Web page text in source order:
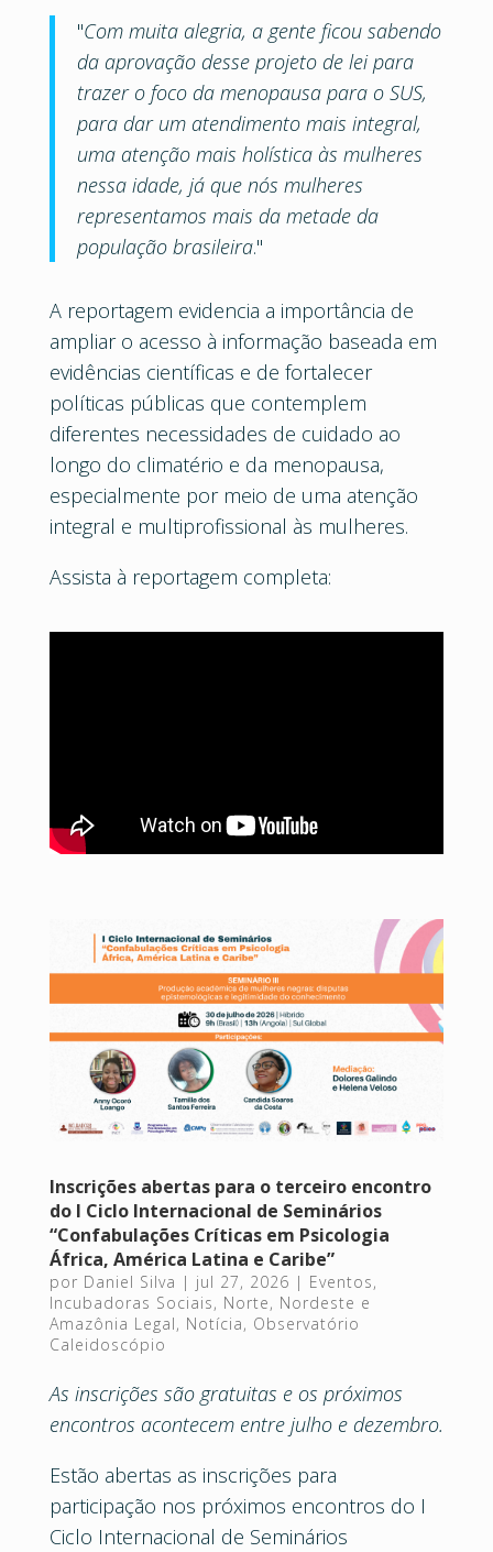
"Com muita alegria, a gente ficou sabendo
da aprovação desse projeto de lei para
trazer o foco da menopausa para o SUS,
para dar um atendimento mais integral,
uma atenção mais holística às mulheres
nessa idade, já que nós mulheres
representamos mais da metade da
população brasileira."
A reportagem evidencia a importância de
ampliar o acesso à informação baseada em
evidências científicas e de fortalecer
políticas públicas que contemplem
diferentes necessidades de cuidado ao
longo do climatério e da menopausa,
especialmente por meio de uma atenção
integral e multiprofissional às mulheres.
Assista à reportagem completa:
Inscrições abertas para o terceiro encontro
do I Ciclo Internacional de Seminários
“Confabulações Críticas em Psicologia
África, América Latina e Caribe”
por Daniel Silva | jul 27, 2026 | Eventos,
Incubadoras Sociais, Norte, Nordeste e
Amazônia Legal, Notícia, Observatório
Caleidoscópio
As inscrições são gratuitas e os próximos
encontros acontecem entre julho e dezembro.
Estão abertas as inscrições para
participação nos próximos encontros do I
Ciclo Internacional de Seminários